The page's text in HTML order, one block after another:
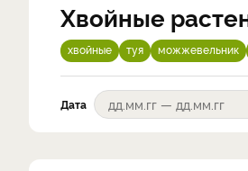
Хвойные
хвойные туя можжевельник
Дата